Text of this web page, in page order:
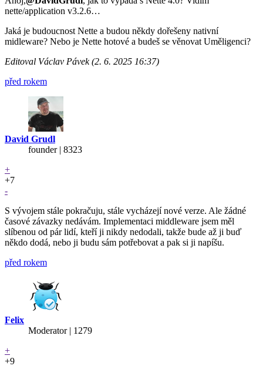
nette/application v3.2.6…
Jaká je budoucnost Nette a budou někdy dořešeny nativní
midleware? Nebo je Nette hotové a budeš se věnovat Uměligenci?
Editoval Václav Pávek (2. 6. 2025 16:37)
před rokem
David Grudl
founder | 8323
+
+7
-
S vývojem stále pokračuju, stále vycházejí nové verze. Ale žádné
časové závazky nedávám. Implementaci middleware jsem měl
slíbenou od pár lidí, kteří ji nikdy nedodali, takže bude až ji buď
někdo dodá, nebo ji budu sám potřebovat a pak si ji napíšu.
před rokem
Felix
Moderator | 1279
+
+9